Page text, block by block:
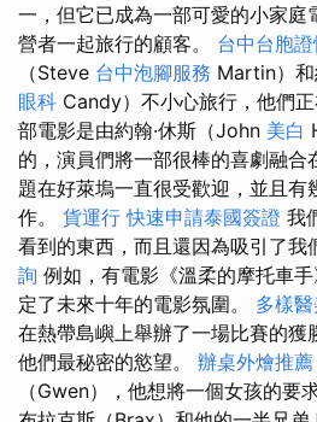
一，但它已成為一部可愛的小家庭
營者一起旅行的顧客。 台中台胞
（Steve 台中泡腳服務 Martin）和
眼科 Candy）不小心旅行，他們正
部電影是由約翰·休斯（John 美白
的，演員們將一部很棒的喜劇融合
題在好萊塢一直很受歡迎，並且有
作。 貨運行 快速申請泰國簽證 我
看到的東西，而且還因為吸引了我
詢 例如，有電影《溫柔的摩托車
定了未來十年的電影氛圍。 多樣
在熱帶島嶼上舉辦了一場比賽的獲
他們最秘密的慾望。 辦桌外燴推薦
（Gwen），他想將一個女孩的要